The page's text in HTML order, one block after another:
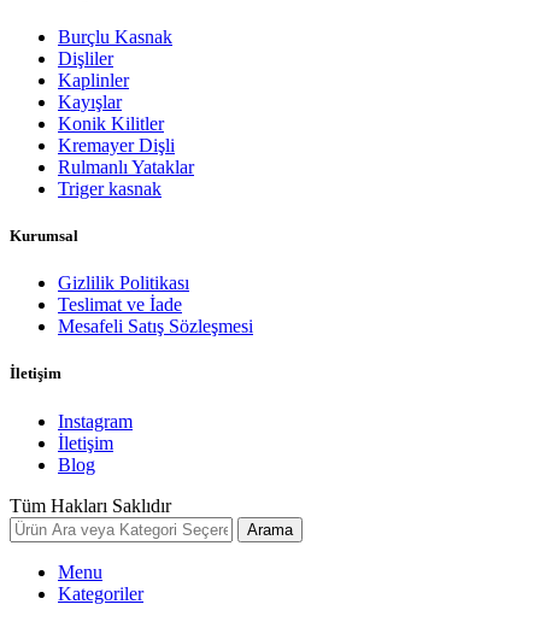
Burçlu Kasnak
Dişliler
Kaplinler
Kayışlar
Konik Kilitler
Kremayer Dişli
Rulmanlı Yataklar
Triger kasnak
Kurumsal
Gizlilik Politikası
Teslimat ve İade
Mesafeli Satış Sözleşmesi
İletişim
Instagram
İletişim
Blog
Tüm Hakları Saklıdır
Arama
Menu
Kategoriler